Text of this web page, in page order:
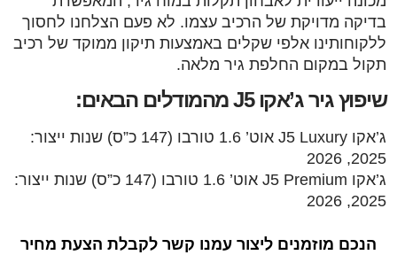
בדיקה מדויקת של הרכיב עצמו. לא פעם הצלחנו לחסוך
ללקוחותינו אלפי שקלים באמצעות תיקון ממוקד של רכיב
תקול במקום החלפת גיר מלאה.
שיפוץ גיר ג’אקו J5 מהמודלים הבאים:
ג’אקו J5 Luxury אוט’ 1.6 טורבו (147 כ”ס) שנות ייצור:
2025, 2026
ג’אקו J5 Premium אוט’ 1.6 טורבו (147 כ”ס) שנות ייצור:
2025, 2026
הנכם מוזמנים ליצור עמנו קשר לקבלת הצעת מחיר